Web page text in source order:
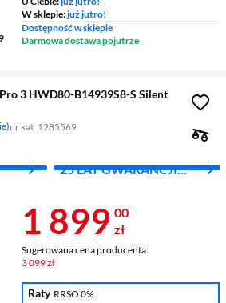
W sklepie:już jutro!
Dostępność w sklepie
Darmowa dostawa pojutrze
3 HWD80-B14939S8-S Silent
nr kat. 1285569
25 LAT GWARANCJI
Cena 1 899
1 899 00
zł
Sugerowana cena producenta:
3 099 zł
Raty RRSO 0%